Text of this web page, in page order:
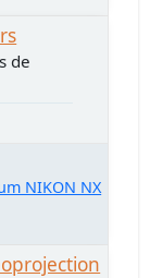
de
NIKON NX